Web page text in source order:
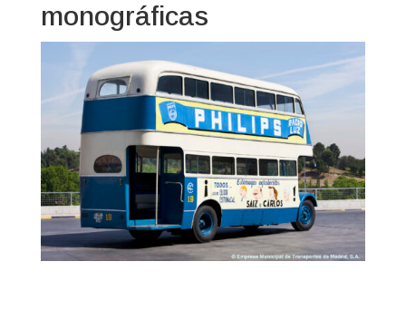
monográficas